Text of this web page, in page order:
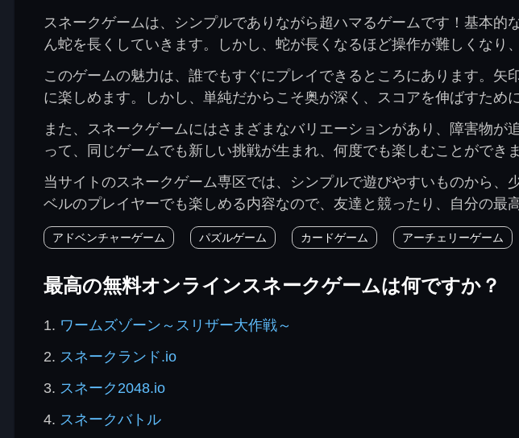
スネークゲームは、シンプルでありながら超ハマるゲームです！基本
ん蛇を長くしていきます。しかし、蛇が長くなるほど操作が難しくなり
このゲームの魅力は、誰でもすぐにプレイできるところにあります。
に楽しめます。しかし、単純だからこそ奥が深く、スコアを伸ばすため
また、スネークゲームにはさまざまなバリエーションがあり、障害物
って、同じゲームでも新しい挑戦が生まれ、何度でも楽しむことができま
当サイトのスネークゲーム専区では、シンプルで遊びやすいものから
ベルのプレイヤーでも楽しめる内容なので、友達と競ったり、自分の最
アドベンチャーゲーム パズルゲーム カードゲーム アーチェリーゲーム
最高の無料オンラインスネークゲームは何ですか？
1. ワームズゾーン～スリザー大作戦～
2. スネークランド.io
3. スネーク2048.io
4. スネークバトル